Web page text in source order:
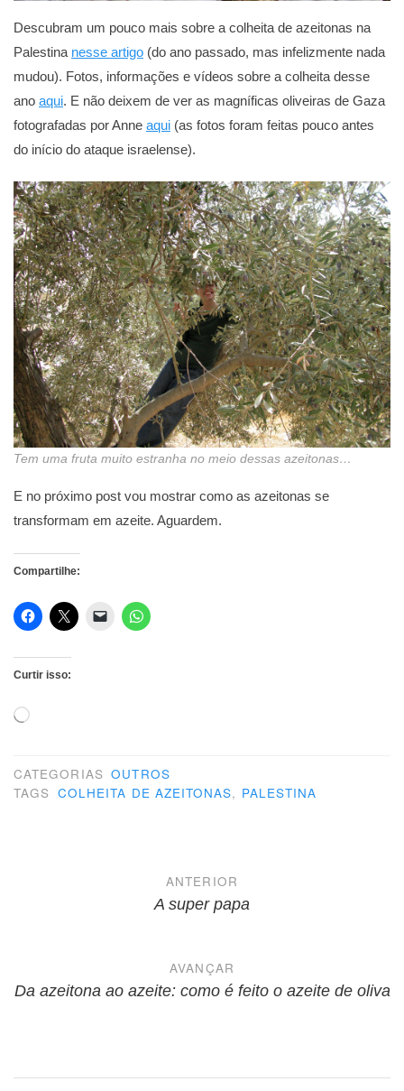
Descubram um pouco mais sobre a colheita de azeitonas na
Palestina nesse artigo (do ano passado, mas infelizmente nada
mudou). Fotos, informações e vídeos sobre a colheita desse
ano aqui. E não deixem de ver as magníficas oliveiras de Gaza
fotografadas por Anne aqui (as fotos foram feitas pouco antes
do início do ataque israelense).
Tem uma fruta muito estranha no meio dessas azeitonas…
E no próximo post vou mostrar como as azeitonas se
transformam em azeite. Aguardem.
Compartilhe:
Curtir isso:
Carregando...
CATEGORIAS OUTROS
TAGS COLHEITA DE AZEITONAS, PALESTINA
NavegaçãoANTERIOR
A super papa
AVANÇAR
Da azeitona ao azeite: como é feito o azeite de oliva